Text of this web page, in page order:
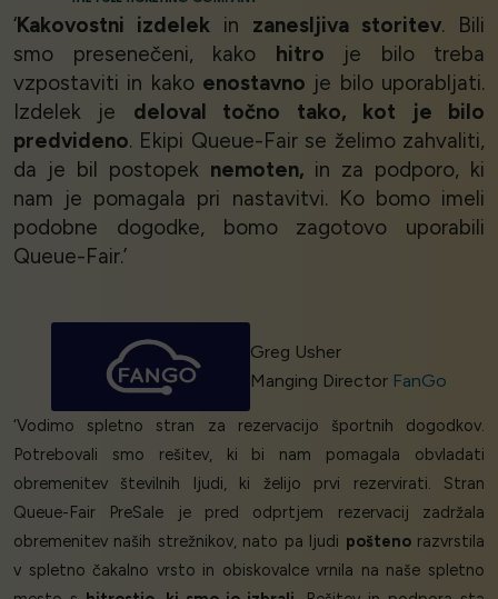
‘Kakovostni izdelek in zanesljiva storitev. Bili
smo presenečeni, kako hitro je bilo treba
vzpostaviti in kako enostavno je bilo uporabljati.
Izdelek je deloval točno tako, kot je bilo
predvideno. Ekipi Queue-Fair se želimo zahvaliti,
da je bil postopek nemoten, in za podporo, ki
nam je pomagala pri nastavitvi. Ko bomo imeli
podobne dogodke, bomo zagotovo uporabili
Queue-Fair.’
Greg Usher
Manging Director FanGo
‘Vodimo spletno stran za rezervacijo športnih dogodkov.
Potrebovali smo rešitev, ki bi nam pomagala obvladati
obremenitev številnih ljudi, ki želijo prvi rezervirati. Stran
Queue-Fair PreSale je pred odprtjem rezervacij zadržala
obremenitev naših strežnikov, nato pa ljudi poštenorazvrstila
v spletno čakalno vrsto in obiskovalce vrnila na naše spletno